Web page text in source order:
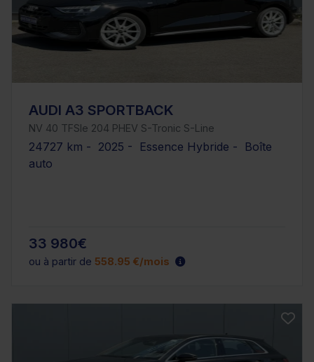
AUDI A3 SPORTBACK
NV 40 TFSIe 204 PHEV S-Tronic S-Line
24727 km - 2025 - Essence Hybride - Boîte
auto
33 980€
ou à partir de 558.95 €/mois